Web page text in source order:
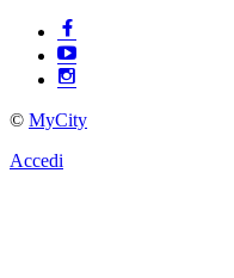
© MyCity
Accedi